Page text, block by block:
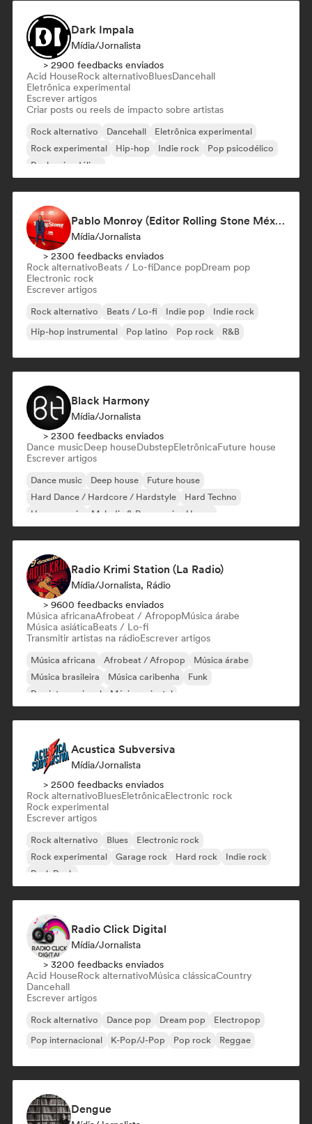
Dark Impala
Mídia/Jornalista
> 2900 feedbacks enviados
Acid HouseRock alternativoBluesDancehall
Eletrônica experimental
Escrever artigos
Criar posts ou reels de impacto sobre artistas
Rock alternativo Dancehall
Eletrônica experimental
Rock experimental
Hip-hop Indie rock
Pop psicodélico
Rock psicodélico
Pablo Monroy (Editor Rolling Stone México)
Mídia/Jornalista
> 2300 feedbacks enviados
Rock alternativoBeats / Lo-fiDance popDream pop
Electronic rock
Escrever artigos
Rock alternativo Beats / Lo-fi Indie pop
Indie rock
Hip-hop instrumental
Pop latino Pop rock R&B
Black Harmony
Mídia/Jornalista
> 2300 feedbacks enviados
Dance musicDeep houseDubstepEletrônicaFuture house
Escrever artigos
Dance music Deep house
Future house
Hard Dance / Hardcore / Hardstyle
Hard Techno
House music
Melodic & Progressive House
Radio Krimi Station (La Radio)
Mídia/Jornalista, Rádio
> 9600 feedbacks enviados
Música africanaAfrobeat / AfropopMúsica árabe
Música asiáticaBeats / Lo-fi
Transmitir artistas na rádioEscrever artigos
Música africana Afrobeat / Afropop
Música árabe
Música brasileira
Música caribenha
Funk
Rap internacional
Música oriental
Acustica Subversiva
Mídia/Jornalista
> 2500 feedbacks enviados
Rock alternativoBluesEletrônicaElectronic rock
Rock experimental
Escrever artigos
Rock alternativo Blues
Electronic rock
Rock experimental
Garage rock Hard rock
Indie rock
Punk Rock
Radio Click Digital
Mídia/Jornalista
> 3200 feedbacks enviados
Acid HouseRock alternativoMúsica clássicaCountry
Dancehall
Escrever artigos
Rock alternativo Dance pop Dream pop
Electropop
Pop internacional
K-Pop/J-Pop Pop rock Reggae
Dengue